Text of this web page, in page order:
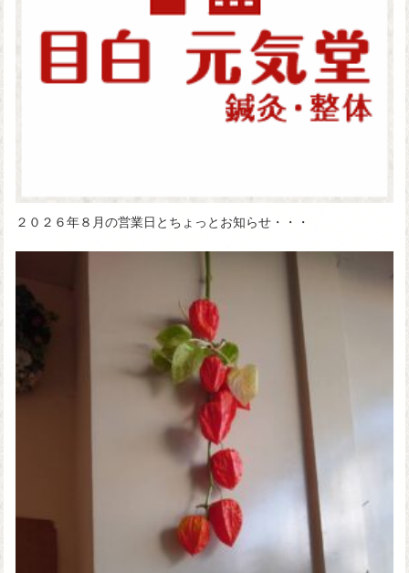
２０２６年８月の営業日とちょっとお知らせ・・・